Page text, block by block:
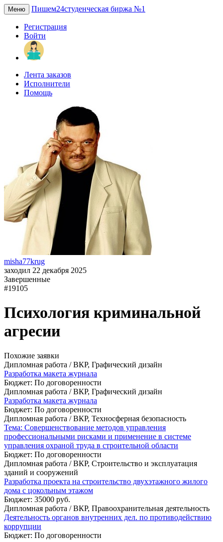
Меню Пишем24студенческая биржа №1
Регистрация
Войти
Лента заказов
Исполнители
Помощь
misha77krug
заходил 22 декабря 2025
Завершенные
#19105
Психология криминальной
агресии
Похожие заявки
Дипломная работа / ВКР, Графический дизайн
Разработка макета журнала
Бюджет: По договоренности
Дипломная работа / ВКР, Графический дизайн
Разработка макета журнала
Бюджет: По договоренности
Дипломная работа / ВКР, Техносферная безопасность
Тема: Совершенствование методов управления
профессиональными рисками и применение в системе
управления охраной труда в строительной области
Бюджет: По договоренности
Дипломная работа / ВКР, Строительство и эксплуатация
зданий и сооружений
Разработка проекта на строительство двухэтажного жилого
дома с цокольным этажом
Бюджет: 35000 руб.
Дипломная работа / ВКР, Правоохранительная деятельность
Деятельность органов внутренних дел. по противодействию
коррупции
Бюджет: По договоренности